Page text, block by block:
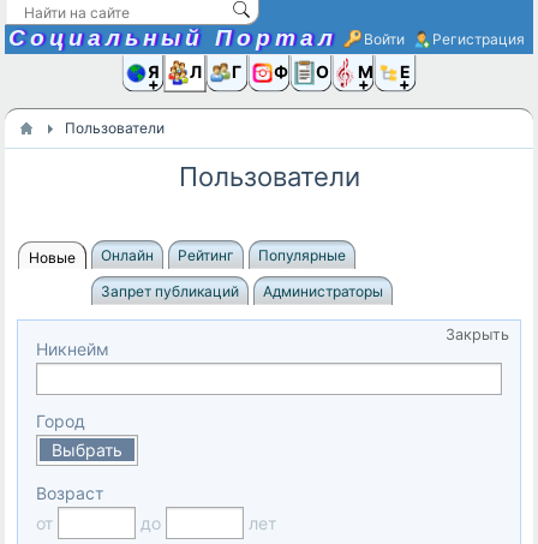
Социальный Портал Войти Регистрация
Я иЛюди
Группы
Фото Ещё
Пользователи
Пользователи
Новые Онлайн Рейтинг
Популярные
Запрет публикаций
Администраторы
Закрыть
Никнейм
Город
Выбрать
Возраст
от
до лет